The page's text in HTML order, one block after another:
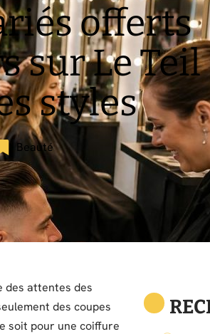
offerts
sur Le Teil
styles
Beauté
des attentes des
des coupes
soit pour une coiffure